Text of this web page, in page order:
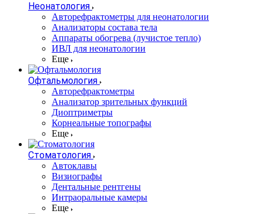
Неонатология
Авторефрактометры для неонатологии
Анализаторы состава тела
Аппараты обогрева (лучистое тепло)
ИВЛ для неонатологии
Еще
Офтальмология
Авторефрактометры
Анализатор зрительных функций
Диоптриметры
Корнеальные топографы
Еще
Стоматология
Автоклавы
Визиографы
Дентальные рентгены
Интраоральные камеры
Еще